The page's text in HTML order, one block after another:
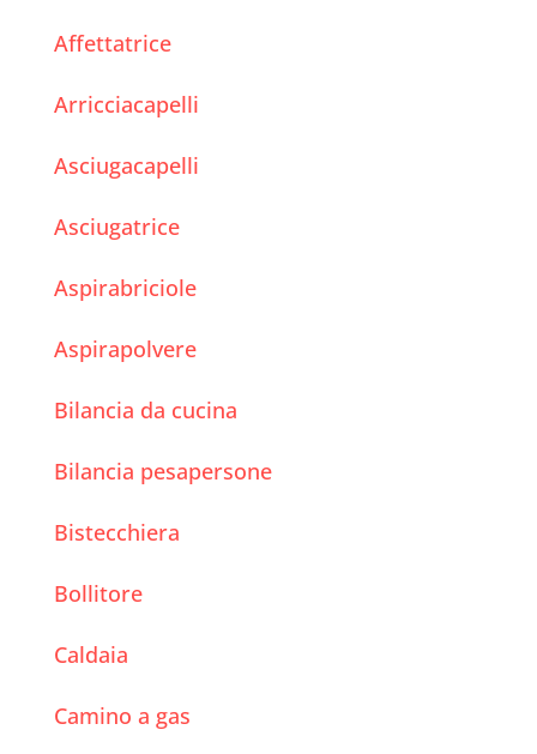
Affettatrice
Arricciacapelli
Asciugacapelli
Asciugatrice
Aspirabriciole
Aspirapolvere
Bilancia da cucina
Bilancia pesapersone
Bistecchiera
Bollitore
Caldaia
Camino a gas